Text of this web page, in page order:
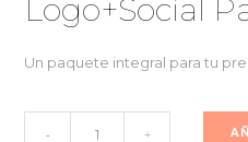
original
$1.201.797.
Logo+Social
Un paquete integral para tu
Logo+Social
- +